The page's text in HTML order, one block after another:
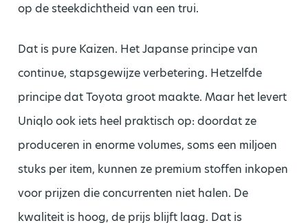
op de steekdichtheid van een trui.
Dat is pure Kaizen. Het Japanse principe van
continue, stapsgewijze verbetering. Hetzelfde
principe dat Toyota groot maakte. Maar het levert
Uniqlo ook iets heel praktisch op: doordat ze
produceren in enorme volumes, soms een miljoen
stuks per item, kunnen ze premium stoffen inkopen
voor prijzen die concurrenten niet halen. De
kwaliteit is hoog, de prijs blijft laag. Dat is